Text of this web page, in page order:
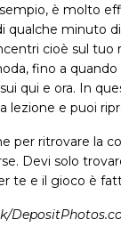
è molto
qualche minuto
cioè sul tuo
fino a
qui e ora. In
lezione e puoi
per ritrovare la
Devi solo
te e il gioco è